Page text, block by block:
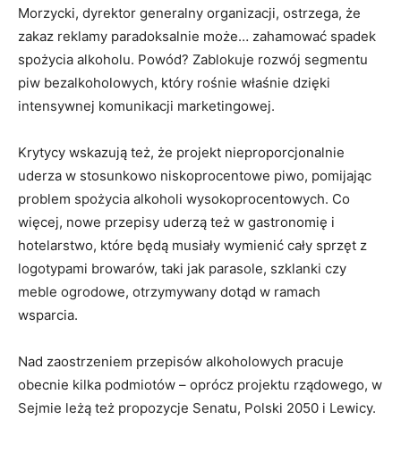
Morzycki, dyrektor generalny organizacji, ostrzega, że
zakaz reklamy paradoksalnie może… zahamować spadek
spożycia alkoholu. Powód? Zablokuje rozwój segmentu
piw bezalkoholowych, który rośnie właśnie dzięki
intensywnej komunikacji marketingowej.
Krytycy wskazują też, że projekt nieproporcjonalnie
uderza w stosunkowo niskoprocentowe piwo, pomijając
problem spożycia alkoholi wysokoprocentowych. Co
więcej, nowe przepisy uderzą też w gastronomię i
hotelarstwo, które będą musiały wymienić cały sprzęt z
logotypami browarów, taki jak parasole, szklanki czy
meble ogrodowe, otrzymywany dotąd w ramach
wsparcia.
Nad zaostrzeniem przepisów alkoholowych pracuje
obecnie kilka podmiotów – oprócz projektu rządowego, w
Sejmie leżą też propozycje Senatu, Polski 2050 i Lewicy.